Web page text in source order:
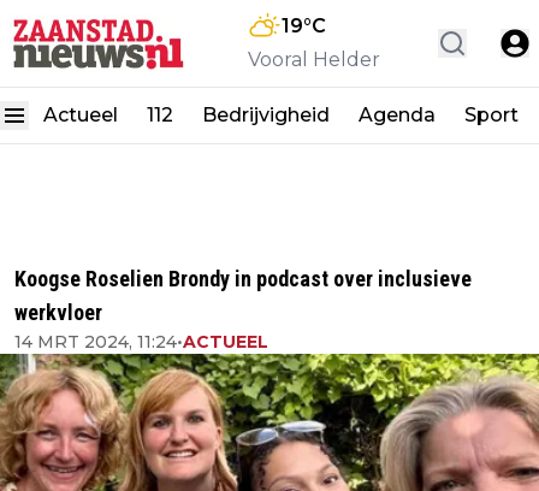
19°C
Vooral Helder
Actueel 112 Bedrijvigheid Agenda Sport
Koogse Roselien Brondy in podcast over inclusieve
werkvloer
14 MRT 2024, 11:24•ACTUEEL